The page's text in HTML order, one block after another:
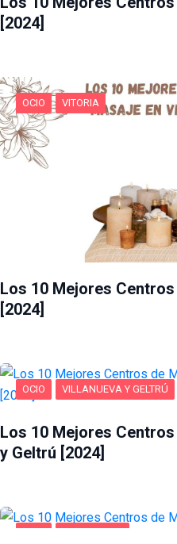
[2024]
OCIO VITORIA
Los 10 Mejores
[2024]
OCIO VILLANUEVA Y GELTRÚ
Los 10 Mejores
y Geltrú [2024]